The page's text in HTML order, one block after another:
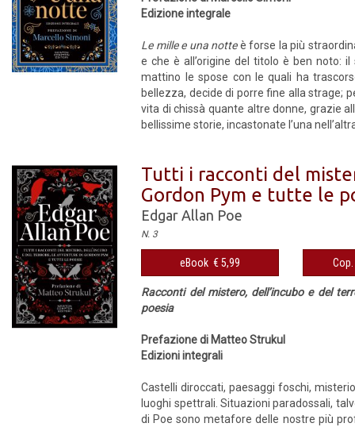
Edizione integrale
Le mille e una notteè forse la più
e che è all’origine del titolo è ben noto:
mattino le spose con le quali ha
bellezza, decide di porre fine alla strage;
vita di chissà quante altre donne, grazie
bellissime storie, incastonate l’una
Tutti i racconti del
Gordon Pym e tutte le
Edgar Allan Poe
N. 3
eBook € 5,99
Racconti del mistero, dell’incubo e del
poesia
Prefazione di Matteo Strukul
Edizioni integrali
Castelli diroccati, paesaggi foschi,
luoghi spettrali. Situazioni paradossali,
di Poe sono metafore delle nostre più